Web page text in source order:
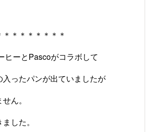
＊＊＊＊＊＊＊＊
ヒーとPascoがコラボして
ったパンが出ていましたが
ん。
した。